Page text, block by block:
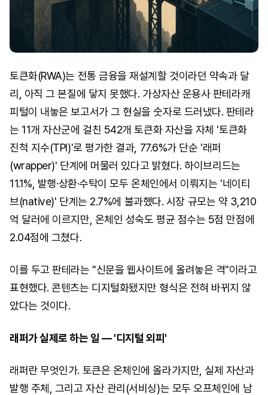
토큰화(RWA)는 전통 금융을 재설계할 것이라던 약속과 달
리, 아직 그 본질에 닿지 못했다. 가상자산 운용사 판테라캐
피털이 내놓은 보고서가 그 현실을 숫자로 드러냈다. 판테라
는 11개 자산군에 걸친 542개 토큰화 자산을 자체 '토큰화
진척 지수(TPI)'로 평가한 결과, 77.6%가 단순 '래퍼
(wrapper)' 단계에 머물러 있다고 밝혔다. 하이브리드는
11.1%, 발행·상환·수탁이 모두 온체인에서 이뤄지는 '네이티
브(native)' 단계는 2.7%에 불과했다. 시장 규모는 약 3,210
억 달러에 이르지만, 온체인 성숙도 평균 점수는 5점 만점에
2.04점에 그쳤다.
이를 두고 판테라는 "신문을 웹사이트에 올려놓은 격"이라고
표현했다. 콘텐츠는 디지털화됐지만 형식은 전혀 바뀌지 않
았다는 것이다.
래퍼가 실제로 하는 일 — '디지털 외피'
래퍼란 무엇인가. 토큰은 온체인에 올라가지만, 실제 자산과
발행 주체, 그리고 자산 관리(서비싱)는 모두 오프체인에 남